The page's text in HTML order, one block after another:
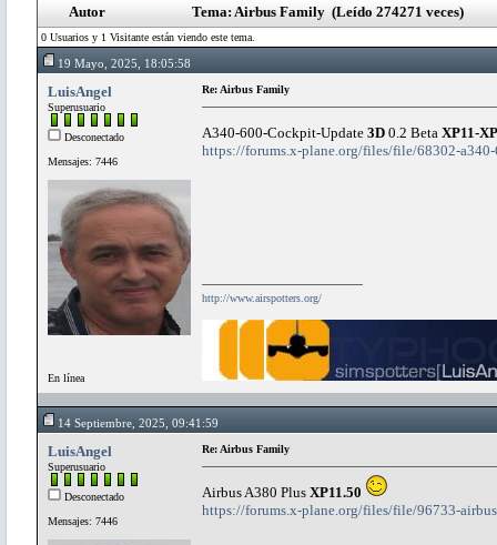
Autor Tema: Airbus Family (Leído 274271 veces)
0 Usuarios y 1 Visitante están viendo este tema.
19 Mayo, 2025, 18:05:58
LuisAngel
Superusuario
Desconectado
Mensajes: 7446
En línea
Re: Airbus Family
A340-600-Cockpit-Update 3D 0.2 Beta XP11-
https://forums.x-plane.org/files/file/68302-
http://www.airspotters.org/
14 Septiembre, 2025, 09:41:59
LuisAngel
Superusuario
Desconectado
Mensajes: 7446
Re: Airbus Family
Airbus A380 Plus XP11.50
https://forums.x-plane.org/files/file/96733-